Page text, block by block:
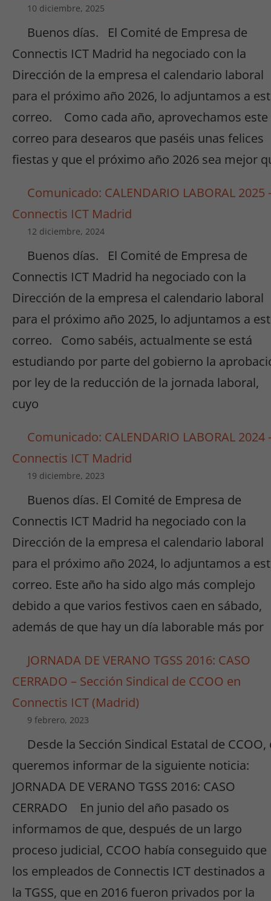
10 diciembre, 2025
Buenos días. El Comité de Empresa de
Connectis ICT Madrid ha negociado con la
Dirección de la empresa el calendario laboral
para el próximo año 2026, lo adjuntamos a
correo. Como cada año, aprovechamos este
correo para desearos que paséis unas felices
fiestas y que el próximo año 2026 sea mejor
Comunicado: CALENDARIO LABORAL 2025
Connectis ICT Madrid
12 diciembre, 2024
Buenos días. El Comité de Empresa de
Connectis ICT Madrid ha negociado con la
Dirección de la empresa el calendario laboral
para el próximo año 2025, lo adjuntamos a
correo. Como sabéis, actualmente se está
estudiando por parte del gobierno la
por ley de la reducción de la jornada laboral,
cuyo
Comunicado: CALENDARIO LABORAL 2024
Connectis ICT Madrid
19 diciembre, 2023
Buenos días. El Comité de Empresa de
Connectis ICT Madrid ha negociado con la
Dirección de la empresa el calendario laboral
para el próximo año 2024, lo adjuntamos a
correo. Este año ha sido algo más complejo
debido a que varios festivos caen en sábado,
además de que hay un día laborable más por
JORNADA DE VERANO TGSS 2016: CASO
CERRADO – Sección Sindical de CCOO en
Connectis ICT (Madrid)
9 febrero, 2023
Desde la Sección Sindical Estatal de CCOO,
queremos informar de la siguiente noticia:
JORNADA DE VERANO TGSS 2016: CASO
CERRADO En junio del año pasado os
informamos de que, después de un largo
proceso judicial, CCOO había conseguido que
los empleados de Connectis ICT destinados a
la TGSS, que en 2016 fueron privados por la